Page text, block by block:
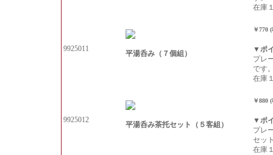
在庫
9925011
平湯呑み（７個組）
￥770
▼ポ
プレ
です
在庫
9925012
平湯呑み茶托セット（５客組）
￥880
▼ポ
プレ
セッ
在庫